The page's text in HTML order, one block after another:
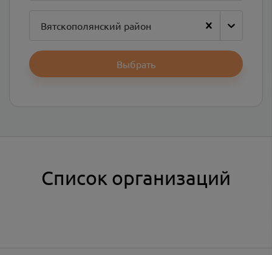
Вятскополянский район
Выбрать
Список организаций